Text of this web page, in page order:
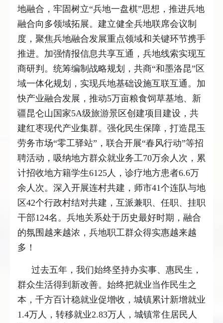
地融合，牢固树立“兵地一盘棋”思想，推进兵地
融合向多领域拓展。建立健全兵地联席会议制
度，聚焦兵地融合发展重点领域和关键环节携手
推进。加强情报信息共享互通，兵地线索实现互
商研判。统筹编制战略规划，共商“和墨洛昆”区
域一体化规划，实现兵地基础设施互联互通。加
快产业融合发展，推动5万亩粮食饲草基地、新
疆昆仑山国家5A级旅游景区创建项目建设，共
建红枣现代产业集群。强化民生保障，打造昆玉
劳务市场“零工驿站”，联合开展“春风行动”等招
聘活动，吸纳地方群众就业务工70万余人次，累
计招收地方籍学生6125人，诊疗地方患者6.6万
余人次。深入开展连村共建，师市41个连队与地
区42个行政村结对共建，互派兼职、任职、挂职
干部124名。兵地关系处于历史最好时期，融合
的氛围越来越浓，兵地职工群众得实惠越来越
多！
过去五年，我们始终坚持办实事、惠民生，
群众生活得到新改善。始终把就业当作民生之
本，千方百计稳就业促增收，城镇累计新增就业
1.4万人，转移就业2.83万人，城镇常住居民人